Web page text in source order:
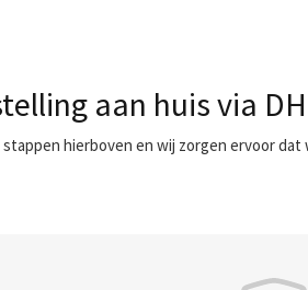
aan huis via
hierboven en wij zorgen ervoor